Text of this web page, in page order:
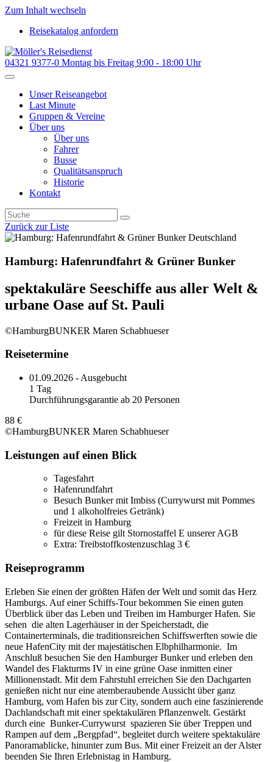
Zum Inhalt wechseln
Reisekatalog anfordern
04321 9377-0 Montag bis Freitag 9:00 - 18:00 Uhr
Unser Reiseangebot
Last Minute
Gruppen & Vereine
Über uns
Über uns
Fahrer
Busse
Qualitätsanspruch
Historie
Kontakt
Zurück zur Liste
Deutschland
Hamburg: Hafenrundfahrt & Grüner Bunker
spektakuläre Seeschiffe aus aller Welt &
urbane Oase auf St. Pauli
©HamburgBUNKER Maren Schabhueser
Reisetermine
01.09.2026 - Ausgebucht
1 Tag
Durchführungsgarantie ab 20 Personen
88 €
©HamburgBUNKER Maren Schabhueser
Leistungen auf einen Blick
Tagesfahrt
Hafenrundfahrt
Besuch Bunker mit Imbiss (Currywurst mit Pommes
und 1 alkoholfreies Getränk)
Freizeit in Hamburg
für diese Reise gilt Stornostaffel E unserer AGB
Extra: Treibstoffkostenzuschlag 3 €
Reiseprogramm
Erleben Sie einen der größten Häfen der Welt und somit das Herz
Hamburgs. Auf einer Schiffs-Tour bekommen Sie einen guten
Überblick über das Leben und Treiben im Hamburger Hafen. Sie
sehen die alten Lagerhäuser in der Speicherstadt, die
Containerterminals, die traditionsreichen Schiffswerften sowie die
neue HafenCity mit der majestätischen Elbphilharmonie. Im
Anschluß besuchen Sie den Hamburger Bunker und erleben den
Wandel des Flakturms IV in eine grüne Oase inmitten einer
Millionenstadt. Mit dem Fahrstuhl erreichen Sie den Dachgarten
genießen nicht nur eine atemberaubende Aussicht über ganz
Hamburg, vom Hafen bis zur City, sondern auch eine faszinierende
Dachlandschaft mit einer spektakulären Pflanzenwelt. Gestärkt
durch eine Bunker-Currywurst spazieren Sie über Treppen und
Rampen auf dem „Bergpfad“, begleitet durch weitere spektakuläre
Panoramablicke, hinunter zum Bus. Mit einer Freizeit an der Alster
beenden Sie Ihren Erlebnistag in Hamburg.